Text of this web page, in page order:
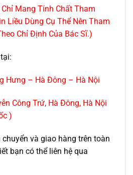
Mang Tính Chất Tham
Liều Dùng Cụ Thể Nên Tham
Chỉ Định Của Bác Sĩ.)
Hưng – Hà Đông – Hà Nội
Công Trứ, Hà Đông, Hà Nội
)
và giao hàng trên toàn
bạn có thể liên hệ qua